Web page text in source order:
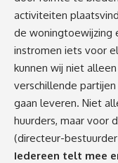
activiteiten
de woningtoewijzing
instromen iets voor
kunnen wij niet
verschillende
gaan leveren. Niet
huurders, maar voor
(directeur-
Iedereen telt mee